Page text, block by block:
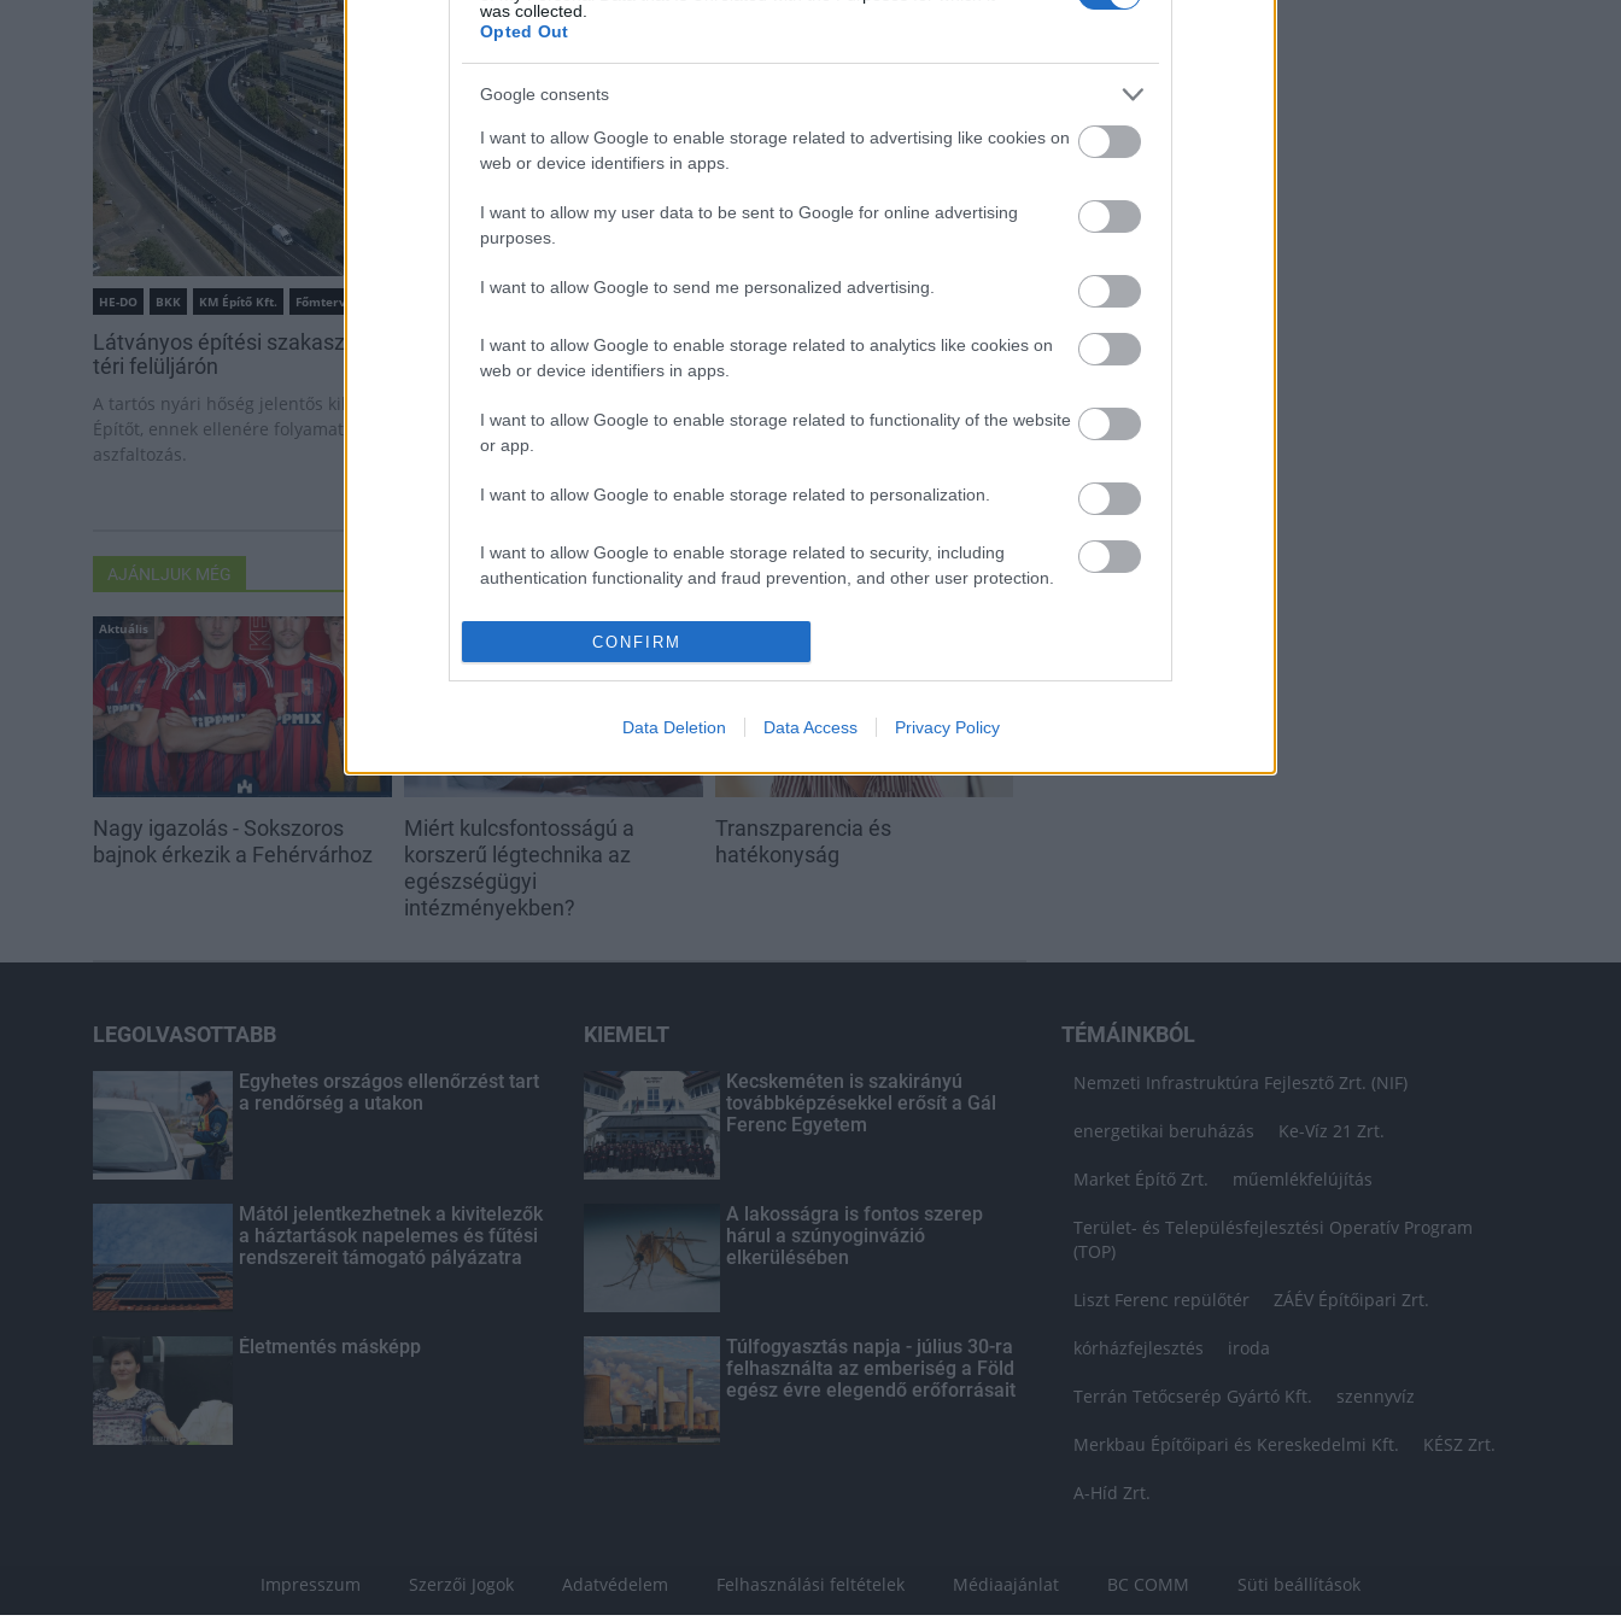
was collected.
Opted Out
Google consents
I want to allow Google to enable storage related to advertising like cookies on
web or device identifiers in apps.
I want to allow my user data to be sent to Google for online advertising
purposes.
I want to allow Google to send me personalized advertising.
I want to allow Google to enable storage related to analytics like cookies on
web or device identifiers in apps.
I want to allow Google to enable storage related to functionality of the website
or app.
I want to allow Google to enable storage related to personalization.
I want to allow Google to enable storage related to security, including
authentication functionality and fraud prevention, and other user protection.
CONFIRM
Data Deletion Data Access Privacy Policy
HE-DO BKK KM Építő Kft. Főmterv Mérnöki Tervező Zrt.
Látványos építési szakasz indult be a Flórián
téri felüljárón
A tartós nyári hőség jelentős kihívás elé állítja a KM
Építőt, ennek ellenére folyamatosan halad az
aszfaltozás.
mérföldköve a felülvizsgálat
közelében lévő logisztikai bázis út-
és közműhálózatának fejlesztése
vezetéken múlt Bicske vízellátása
Épített öröksége megújításával is
évfordulójára
AJÁNLJUK MÉG
Aktuális
Nagy igazolás - Sokszoros
bajnok érkezik a Fehérvárhoz
Miért kulcsfontosságú a
korszerű légtechnika az
egészségügyi
intézményekben?
Transzparencia és
hatékonyság
LEGOLVASOTTABB
Egyhetes országos ellenőrzést tart
a rendőrség a utakon
Mától jelentkezhetnek a kivitelezők
a háztartások napelemes és fűtési
rendszereit támogató pályázatra
Életmentés másképp
KIEMELT
Kecskeméten is szakirányú
továbbképzésekkel erősít a Gál
Ferenc Egyetem
A lakosságra is fontos szerep
hárul a szúnyoginvázió
elkerülésében
Túlfogyasztás napja - július 30-ra
felhasználta az emberiség a Föld
egész évre elegendő erőforrásait
TÉMÁINKBÓL
Nemzeti Infrastruktúra Fejlesztő Zrt. (NIF)
energetikai beruházás Ke-Víz 21 Zrt.
Market Építő Zrt. műemlékfelújítás
Terület- és Településfejlesztési Operatív Program
(TOP)
Liszt Ferenc repülőtér ZÁÉV Építőipari Zrt.
kórházfejlesztés iroda
Terrán Tetőcserép Gyártó Kft. szennyvíz
Merkbau Építőipari és Kereskedelmi Kft. KÉSZ Zrt.
A-Híd Zrt.
Impresszum Szerzői Jogok Adatvédelem Felhasználási feltételek Médiaajánlat BC COMM
Süti beállítások